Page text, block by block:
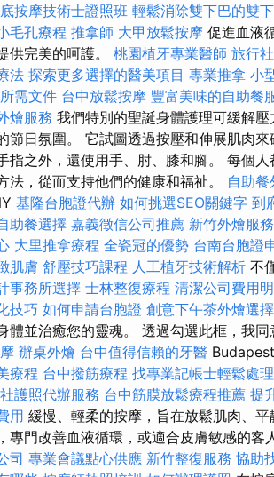
按摩技術士證照班 輕鬆消除雙下巴的雙
毛孔療程 推拿師 大甲放鬆按摩 促進血液
供完美的呵護。 桃園植牙專業醫師 旅行
法 探索更多選擇的醫美項目 專業推拿 小
需文件 台中放鬆按摩 豐富美味的自助餐
燴服務 我們特別的聖誕身體護理可緩解
節日氛圍。 它試圖透過按壓和伸展肌肉
指之外，還使用手、肘、膝和腳。 每個
法，從而支持他們的健康和福祉。 自助餐
基隆台胞證代辦 如何挑選SEO關鍵字 到
助餐選擇 嘉義徵信公司推薦 新竹外燴服
大里推拿療程 全瓷冠的優勢 台南台胞證
肌膚 舒壓技巧課程 人工植牙技術解析 不
事務所選擇 士林整復療程 清潔公司費用
技巧 如何申請台胞證 創意下午茶外燴選擇
體並治癒您的靈魂。 透過勾選此框，我同
辦桌外燴 台中值得信賴的牙醫 Budapest
療程 台中撥筋療程 找專業記帳士輕鬆處
護照代辦服務 台中筋膜放鬆療程推薦 提
用 緩慢、輕柔的按摩，旨在放鬆肌肉、平
專門改善血液循環，或適合皮膚敏感的客
司 專業會議點心供應 新竹整復服務 協助